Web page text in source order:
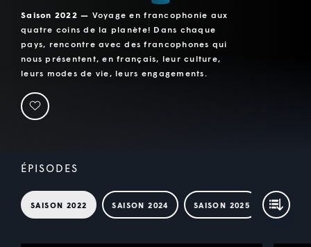
Saison 2022 — Voyage en francophonie aux
quatre coins de la planète! Dans chaque
pays, rencontre avec des francophones qui
nous présentent, en français, leur culture,
leurs modes de vie, leurs engagements.
ÉPISODES
SAISON 2022 SAISON 2024 SAISON 2025